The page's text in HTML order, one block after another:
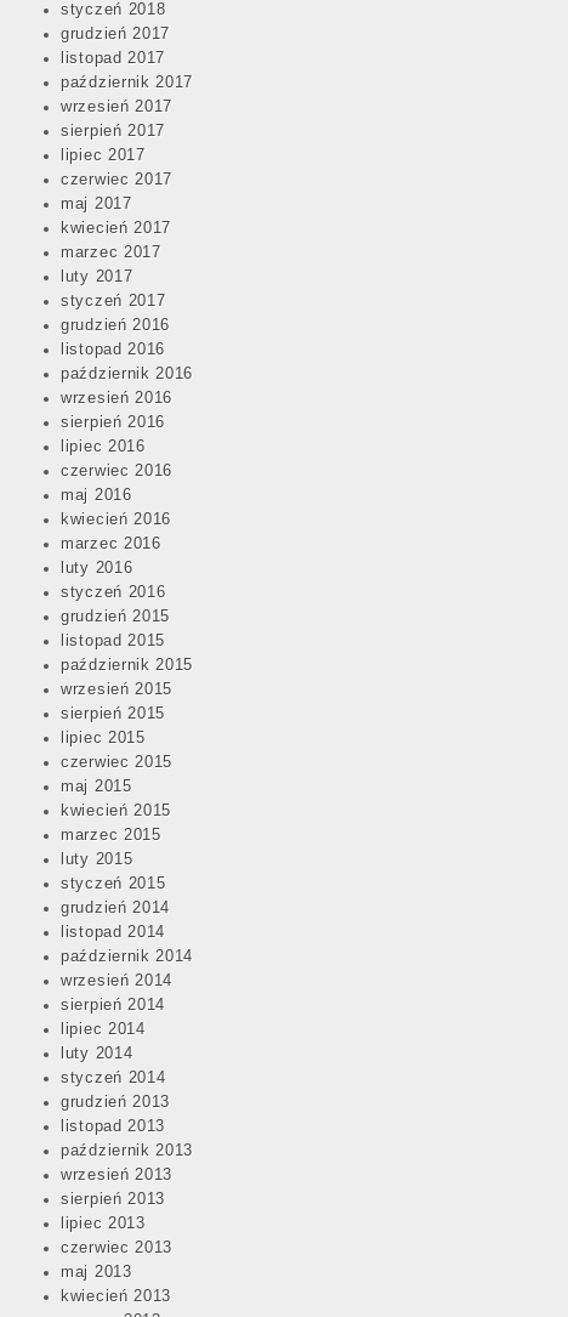
styczeń 2018
grudzień 2017
listopad 2017
październik 2017
wrzesień 2017
sierpień 2017
lipiec 2017
czerwiec 2017
maj 2017
kwiecień 2017
marzec 2017
luty 2017
styczeń 2017
grudzień 2016
listopad 2016
październik 2016
wrzesień 2016
sierpień 2016
lipiec 2016
czerwiec 2016
maj 2016
kwiecień 2016
marzec 2016
luty 2016
styczeń 2016
grudzień 2015
listopad 2015
październik 2015
wrzesień 2015
sierpień 2015
lipiec 2015
czerwiec 2015
maj 2015
kwiecień 2015
marzec 2015
luty 2015
styczeń 2015
grudzień 2014
listopad 2014
październik 2014
wrzesień 2014
sierpień 2014
lipiec 2014
luty 2014
styczeń 2014
grudzień 2013
listopad 2013
październik 2013
wrzesień 2013
sierpień 2013
lipiec 2013
czerwiec 2013
maj 2013
kwiecień 2013